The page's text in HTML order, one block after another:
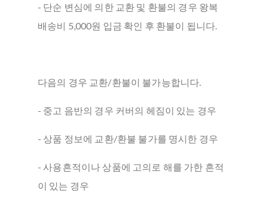
- 단순 변심에 의한 교환 및 환불의 경우 왕복
배송비 5,000원 입금 확인 후 환불이 됩니다.
다음의 경우 교환/환불이 불가능합니다.
- 중고 음반의 경우 커버의 헤짐이 있는 경우
- 상품 정보에 교환/환불 불가를 명시한 경우
- 사용흔적이나 상품에 고의로 해를 가한 흔적
이 있는 경우